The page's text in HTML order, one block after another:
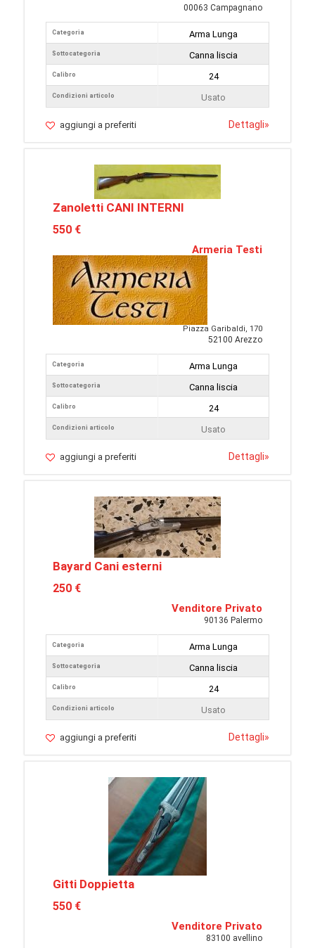
00063 Campagnano
Categoria
Sottocategoria
Calibro
Condizioni articolo
Arma Lunga
Canna liscia
24
Usato
aggiungi a preferiti Dettagli»
Zanoletti CANI INTERNI
550 €
Armeria Testi
Piazza Garibaldi, 170
52100 Arezzo
Categoria
Sottocategoria
Calibro
Condizioni articolo
Arma Lunga
Canna liscia
24
Usato
aggiungi a preferiti Dettagli»
Bayard Cani esterni
250 €
Venditore Privato
90136 Palermo
Categoria
Sottocategoria
Calibro
Condizioni articolo
Arma Lunga
Canna liscia
24
Usato
aggiungi a preferiti Dettagli»
Gitti Doppietta
550 €
Venditore Privato
83100 avellino